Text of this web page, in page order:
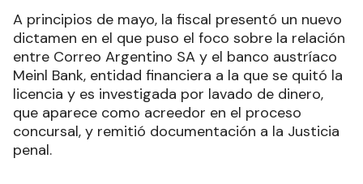
A principios de mayo, la fiscal presentó un nuevo
dictamen en el que puso el foco sobre la relación
entre Correo Argentino SA y el banco austríaco
Meinl Bank, entidad financiera a la que se quitó la
licencia y es investigada por lavado de dinero,
que aparece como acreedor en el proceso
concursal, y remitió documentación a la Justicia
penal.